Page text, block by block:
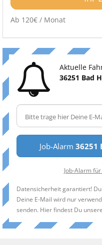
Ab 120€ / Monat
Aktuelle
36251 Bad
Job-Alarm 36251
Job-Alarm
Datensicherheit garantiert!
Deine E-Mail wird nur
senden. Hier findest Du unsere